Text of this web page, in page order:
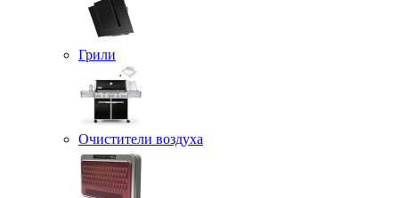
Грили
Очистители воздуха